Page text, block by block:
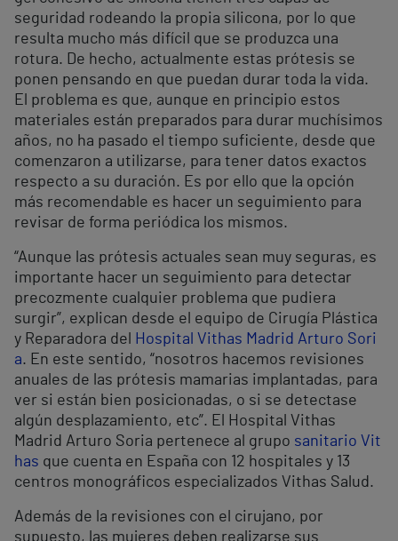
seguridad rodeando la propia silicona, por lo que
resulta mucho más difícil que se produzca una
rotura. De hecho, actualmente estas prótesis se
ponen pensando en que puedan durar toda la vida.
El problema es que, aunque en principio estos
materiales están preparados para durar muchísimos
años, no ha pasado el tiempo suficiente, desde que
comenzaron a utilizarse, para tener datos exactos
respecto a su duración. Es por ello que la opción
más recomendable es hacer un seguimiento para
revisar de forma periódica los mismos.
“Aunque las prótesis actuales sean muy seguras, es
importante hacer un seguimiento para detectar
precozmente cualquier problema que pudiera
surgir”, explican desde el equipo de Cirugía Plástica
y Reparadora del
Hospital Vithas Madrid Arturo Sori
a. En este sentido, “nosotros hacemos revisiones
anuales de las prótesis mamarias implantadas, para
ver si están bien posicionadas, o si se detectase
algún desplazamiento, etc”. El Hospital Vithas
Madrid Arturo Soria pertenece al grupo sanitario Vit
has que cuenta en España con 12 hospitales y 13
centros monográficos especializados Vithas Salud.
Además de la revisiones con el cirujano, por
supuesto, las mujeres deben realizarse sus